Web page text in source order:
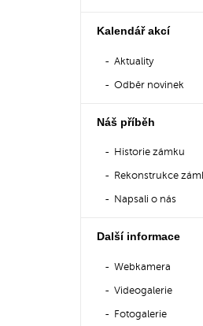
Kalendář akcí
Aktuality
Odběr novinek
Náš příběh
Historie zámku
Rekonstrukce
Napsali o nás
Další informace
Webkamera
Videogalerie
Fotogalerie